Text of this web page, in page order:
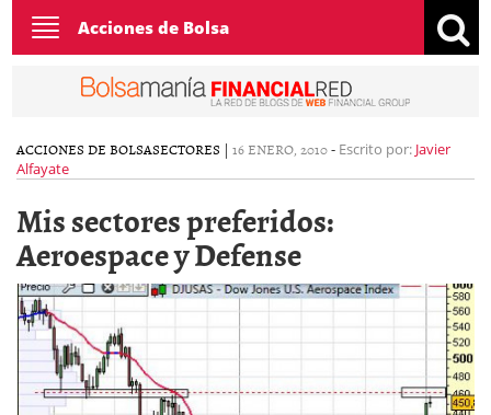
Toggle
navigation
Acciones de Bolsa
ACCIONES DE BOLSASECTORES | 16 ENERO, 2010- Escrito por: Javier
Alfayate
Mis sectores preferidos:
Aeroespace y Defense